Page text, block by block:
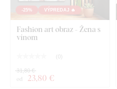
-25% VÝPREDAJ 🔥
Fashion art obraz - Žena s
vínom
( 0)
od 23,80 €
31,80 €